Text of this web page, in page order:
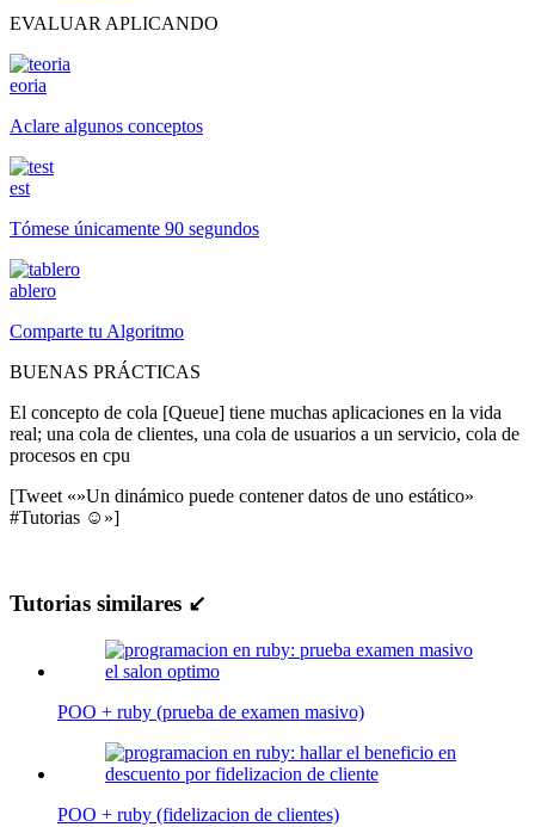
EVALUAR APLICANDO
eoria
Aclare algunos conceptos
est
Tómese únicamente 90 segundos
ablero
Comparte tu Algoritmo
BUENAS PRÁCTICAS
El concepto de cola [Queue] tiene muchas aplicaciones en la vida
real; una cola de clientes, una cola de usuarios a un servicio, cola de
procesos en cpu
[Tweet «»Un dinámico puede contener datos de uno estático»
#Tutorias ☺»]
Tutorias similares ↙
POO + ruby (prueba de examen masivo)
POO + ruby (fidelizacion de clientes)